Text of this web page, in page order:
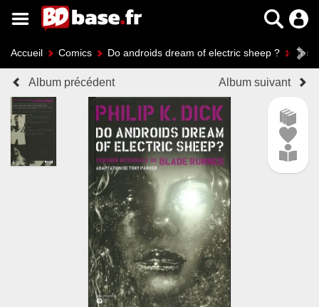
Accueil Comics Do androids dream of electric sheep ?
Album précédent Album suivant